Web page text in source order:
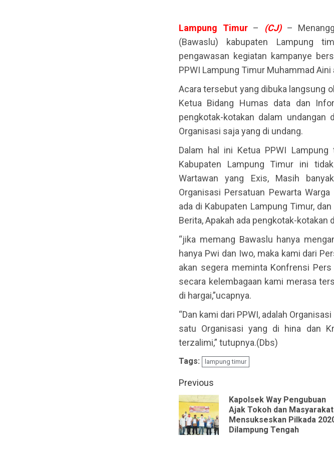
Lampung Timur– (CJ)–
(Bawaslu) kabupaten Lampung
pengawasan kegiatan kampanye
PPWI Lampung Timur Muhammad
Acara tersebut yang dibuka langsung
Ketua Bidang Humas data dan
pengkotak-kotakan dalam undangan
Organisasi saja yang di undang.
Dalam hal ini Ketua PPWI
Kabupaten Lampung Timur ini
Wartawan yang Exis, Masih
Organisasi Persatuan Pewarta
ada di Kabupaten Lampung Timur,
Berita, Apakah ada pengkotak-kotakan
“jika memang Bawaslu hanya
hanya Pwi dan Iwo, maka kami dari
akan segera meminta Konfrensi
secara kelembagaan kami merasa
di hargai,”ucapnya.
“Dan kami dari PPWI, adalah
satu Organisasi yang di hina dan
terzalimi,” tutupnya.(Dbs)
Tags: lampung timur
Continue
Reading
Previous
Kapolsek Way Pengubuan
Ajak Tokoh dan Masyarakat
Mensukseskan Pilkada
Dilampung Tengah